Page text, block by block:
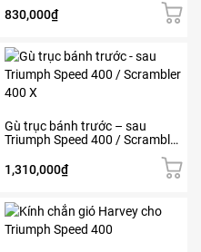
830,000₫
Gù trục bánh trước – sau
Triumph Speed 400 / Scrambler
1,310,000₫
Sản
phẩm